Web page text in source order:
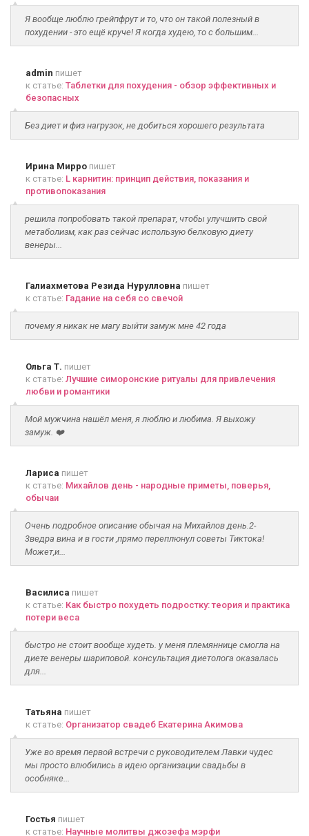
Я вообще люблю грейпфрут и то, что он такой полезный в
похудении - это ещё круче! Я когда худею, то с большим...
admin пишет
к статье: Таблетки для похудения - обзор эффективных и
безопасных
Без диет и физ нагрузок, не добиться хорошего результата
Ирина Мирро пишет
к статье: L карнитин: принцип действия, показания и
противопоказания
решила попробовать такой препарат, чтобы улучшить свой
метаболизм, как раз сейчас использую белковую диету
венеры...
Галиахметова Резида Нурулловна пишет
к статье: Гадание на себя со свечой
почему я никак не магу выйти замуж мне 42 года
Ольга Т. пишет
к статье: Лучшие симоронские ритуалы для привлечения
любви и романтики
Мой мужчина нашёл меня, я люблю и любима. Я выхожу
замуж. ❤️
Лариса пишет
к статье: Михайлов день - народные приметы, поверья,
обычаи
Очень подробное описание обычая на Михайлов день.2-
3ведра вина и в гости ,прямо переплюнул советы Тиктока!
Может,и...
Василиса пишет
к статье: Как быстро похудеть подростку: теория и практика
потери веса
быстро не стоит вообще худеть. у меня племяннице смогла на
диете венеры шариповой. консультация диетолога оказалась
для...
Татьяна пишет
к статье: Организатор свадеб Екатерина Акимова
Уже во время первой встречи с руководителем Лавки чудес
мы просто влюбились в идею организации свадьбы в
особняке...
Гостья пишет
к статье: Научные молитвы джозефа мэрфи